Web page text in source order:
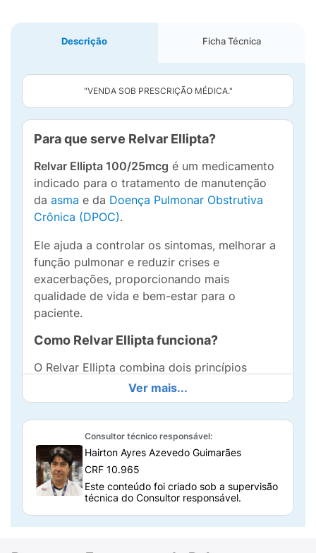
Descrição Ficha Técnica
"VENDA SOB PRESCRIÇÃO MÉDICA."
Para que serve Relvar Ellipta?
Relvar Ellipta 100/25mcg é um medicamento
indicado para o tratamento de manutenção
da asma e da Doença Pulmonar Obstrutiva
Crônica (DPOC).
Ele ajuda a controlar os sintomas, melhorar a
função pulmonar e reduzir crises e
exacerbações, proporcionando mais
qualidade de vida e bem-estar para o
paciente.
Como Relvar Ellipta funciona?
O Relvar Ellipta combina dois princípios
furoato de fluticasona
corticosteróideque reduz a inflamação das
vias respiratórias, e ovilanterol,um
broncodilatador que relaxa os músculos das
vias aéreas, facilitando a respiração.
Essa ação dupla ajuda a manter as vias
respiratórias abertas e a prevenir crises, mas
não é indicado para o alívio imediato de
sintomas agudos.
Ver mais...
Consultor técnico responsável:
Hairton Ayres Azevedo Guimarães
CRF 10.965
Este conteúdo foi criado sob a supervisão
técnica do Consultor responsável.